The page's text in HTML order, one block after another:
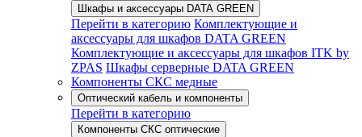
Шкафы и аксессуары DATA GREEN
Перейти в категорию Комплектующие и
аксессуары для шкафов DATA GREEN
Комплектующие и аксессуары для шкафов ITK by
ZPAS Шкафы серверные DATA GREEN
Компоненты СКС медные
Оптический кабель и компоненты
Перейти в категорию
Компоненты СКС оптические